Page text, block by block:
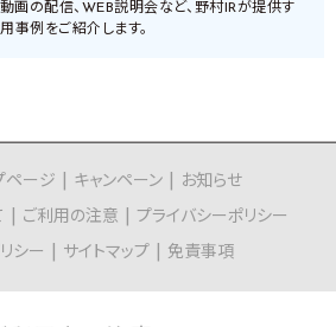
画の配信、WEB説明会など、野村IRが提供す
事例をご紹介します。
ページ キャンペーン
お知らせ
ご利用の注意
プライバシーポリシー
シー
サイトマップ 免責事項